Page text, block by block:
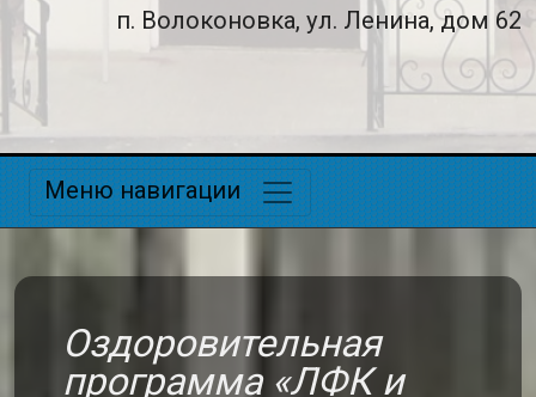
п. Волоконовка, ул. Ленина, дом 62
Меню навигации
Оздоровительная
программа «ЛФК и